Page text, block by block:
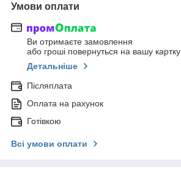
Умови оплати
Ви отримаєте замовлення
або гроші повернуться на вашу картку
Детальніше
Післяплата
Оплата на рахунок
Готівкою
Всі умови оплати